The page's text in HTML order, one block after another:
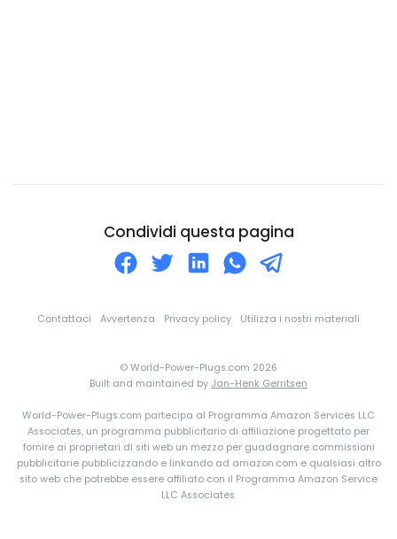
Costa Rica
Danimarca
Dominica
Condividi questa pagina
Contattaci Avvertenza Privacy policy Utilizza i nostri materiali
© World-Power-Plugs.com 2026
Built and maintained by Jan-Henk Gerritsen
World-Power-Plugs.com partecipa al Programma Amazon Services LLC
Associates, un programma pubblicitario di affiliazione progettato per
fornire ai proprietari di siti web un mezzo per guadagnare commissioni
pubblicitarie pubblicizzando e linkando ad amazon.com e qualsiasi altro
sito web che potrebbe essere affiliato con il Programma Amazon Service
LLC Associates.